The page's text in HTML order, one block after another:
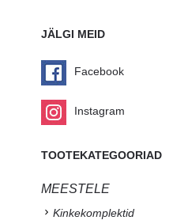
JÄLGI MEID
Facebook
Instagram
TOOTEKATEGOORIAD
MEESTELE
Kinkekomplektid